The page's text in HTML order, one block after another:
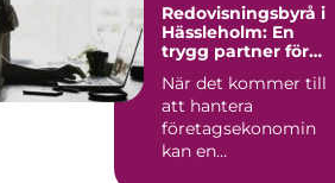
Redovisningsbyrå i
Hässleholm: En
trygg partner för
När det kommer till
att hantera
företagsekonomin
kan en